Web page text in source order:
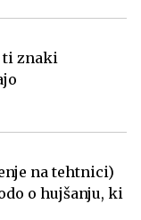
ti znaki
na tehtnici)
o hujšanju, ki